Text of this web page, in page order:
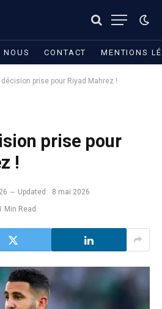
NOUS CONTACT MENTIONS
décision prise pour Riyad Mahrez !
prise pour
!
Updated:
8 mai 2026
Min Read